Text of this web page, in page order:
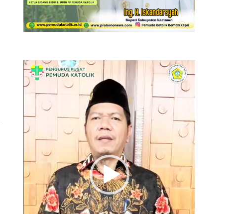
Pemutar
Video